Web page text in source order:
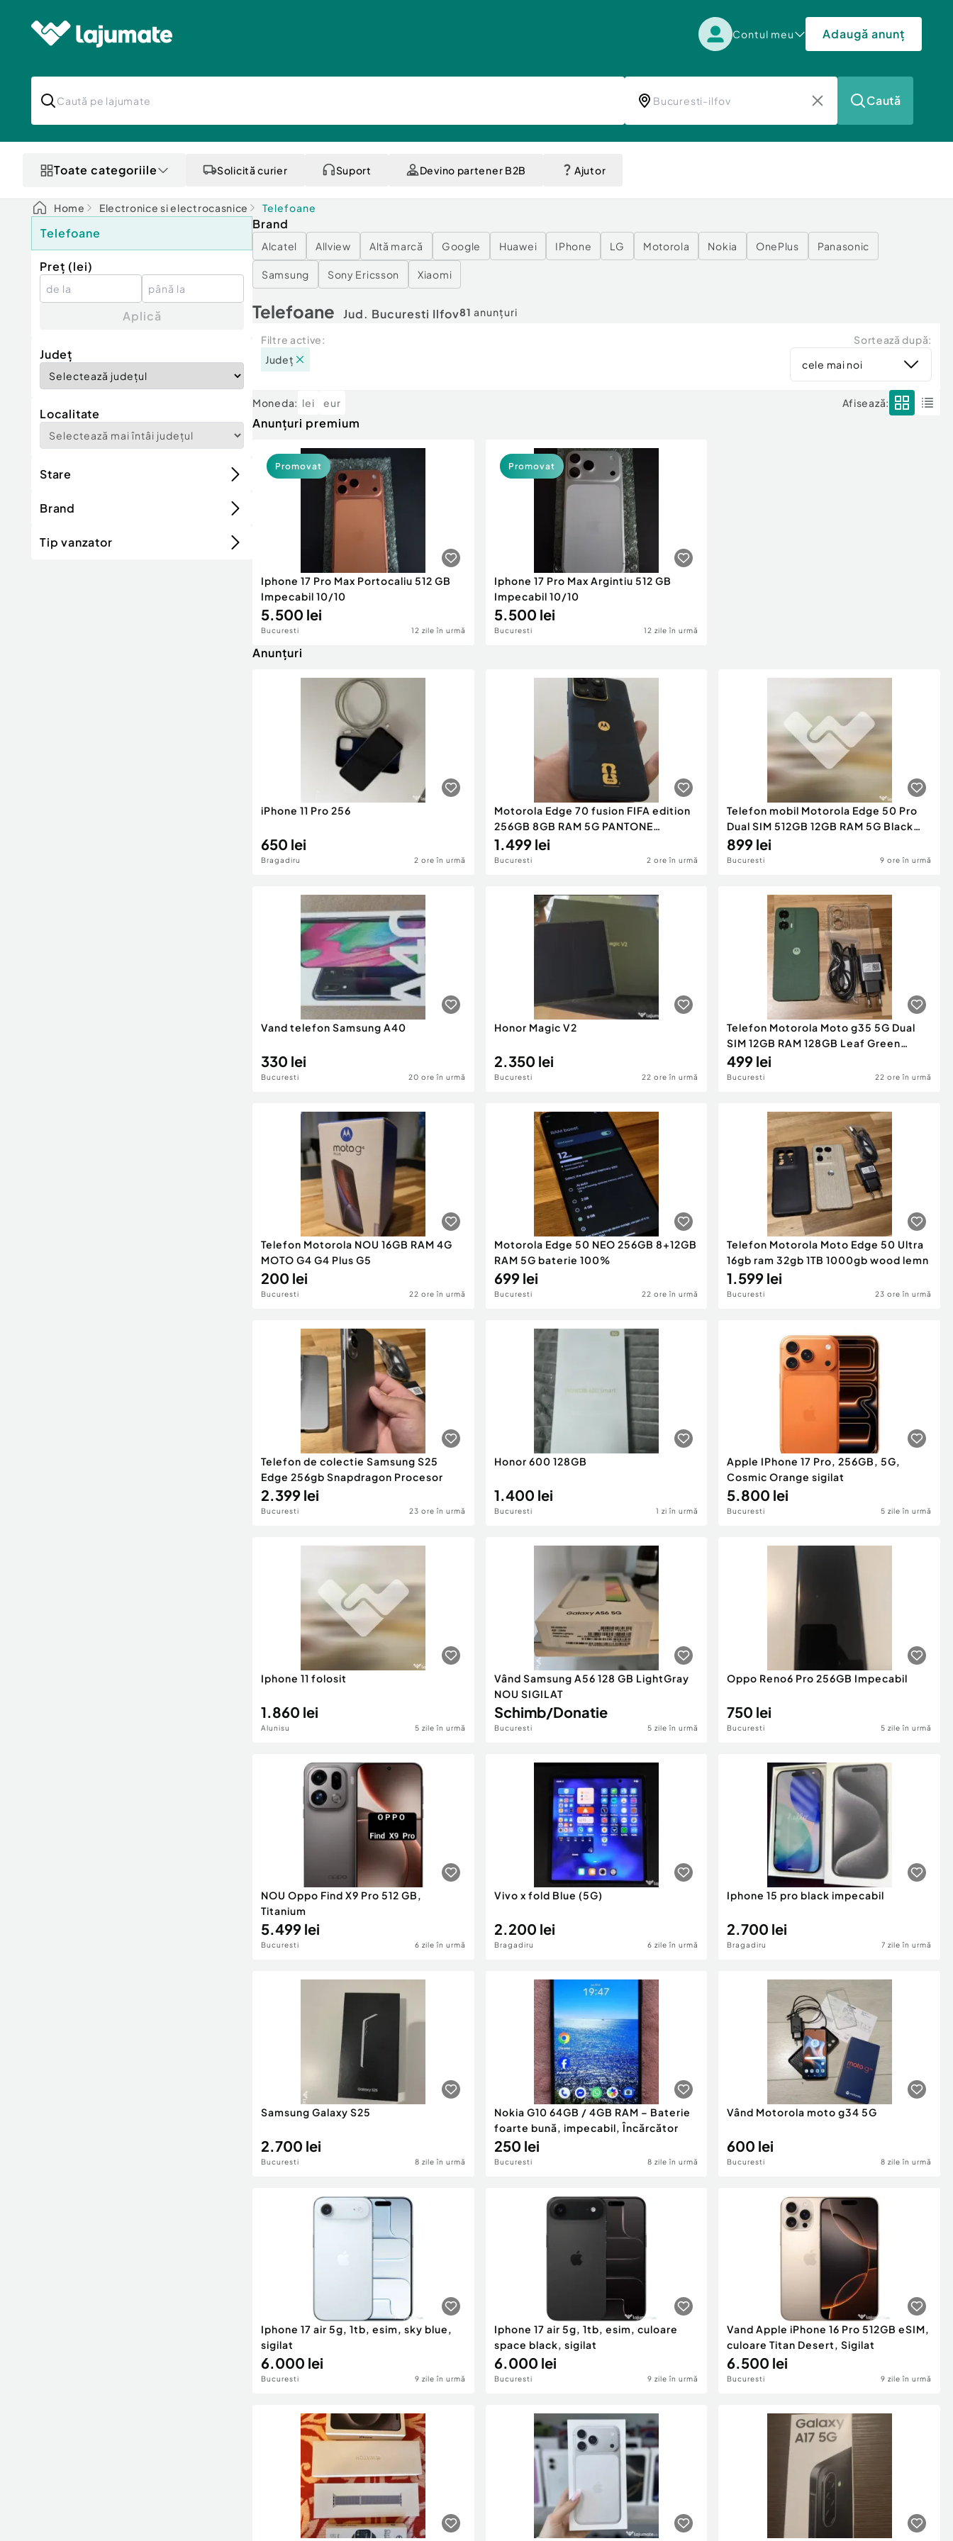
Contul meu Adaugă anunț
Caută
Toate categoriile Solicită curier Suport Devino partener B2B Ajutor
Home Electronice si electrocasnice Telefoane
Telefoane
Preț (lei)
Aplică
Județ
Localitate
Stare
Brand
Tip vanzator
Brand
Alcatel Allview Altă marcă Google Huawei IPhone LG Motorola Nokia OnePlus Panasonic
Samsung Sony Ericsson Xiaomi
Telefoane Jud. Bucuresti Ilfov81 anunțuri
Filtre active:
Județ
Sortează după:
cele mai noi
Moneda: lei eur Afisează:
Anunțuri premium
Iphone 17 Pro Max Portocaliu 512 GB
Impecabil 10/10
5.500 lei
Bucuresti 12 zile în urmă
Promovat
Iphone 17 Pro Max Argintiu 512 GB
Impecabil 10/10
5.500 lei
Bucuresti 12 zile în urmă
Promovat
Anunțuri
iPhone 11 Pro 256
650 lei
Bragadiru 2 ore în urmă
Motorola Edge 70 fusion FIFA edition
256GB 8GB RAM 5G PANTONE
Silhouette black + casti cadou moto
buds bass bluetooth
1.499 lei
Bucuresti 2 ore în urmă
Telefon mobil Motorola Edge 50 Pro
Dual SIM 512GB 12GB RAM 5G Black
negru Snapdragon 7 Gen 3
899 lei
Bucuresti 9 ore în urmă
Vand telefon Samsung A40
330 lei
Bucuresti 20 ore în urmă
Honor Magic V2
2.350 lei
Bucuresti 22 ore în urmă
Telefon Motorola Moto g35 5G Dual
SIM 12GB RAM 128GB Leaf Green
verde NOU
499 lei
Bucuresti 22 ore în urmă
Telefon Motorola NOU 16GB RAM 4G
MOTO G4 G4 Plus G5
200 lei
Bucuresti 22 ore în urmă
Motorola Edge 50 NEO 256GB 8+12GB
RAM 5G baterie 100%
699 lei
Bucuresti 22 ore în urmă
Telefon Motorola Moto Edge 50 Ultra
16gb ram 32gb 1TB 1000gb wood lemn
1.599 lei
Bucuresti 23 ore în urmă
Telefon de colectie Samsung S25
Edge 256gb Snapdragon Procesor
2.399 lei
Bucuresti 23 ore în urmă
Honor 600 128GB
1.400 lei
Bucuresti 1 zi în urmă
Apple IPhone 17 Pro, 256GB, 5G,
Cosmic Orange sigilat
5.800 lei
Bucuresti 5 zile în urmă
Iphone 11 folosit
1.860 lei
Alunisu 5 zile în urmă
Vând Samsung A56 128 GB LightGray
NOU SIGILAT
Schimb/Donatie
Bucuresti 5 zile în urmă
Oppo Reno6 Pro 256GB Impecabil
750 lei
Bucuresti 5 zile în urmă
NOU Oppo Find X9 Pro 512 GB,
Titanium
5.499 lei
Bucuresti 6 zile în urmă
Vivo x fold Blue (5G)
2.200 lei
Bragadiru 6 zile în urmă
Iphone 15 pro black impecabil
2.700 lei
Bragadiru 7 zile în urmă
Samsung Galaxy S25
2.700 lei
Bucuresti 8 zile în urmă
Nokia G10 64GB / 4GB RAM – Baterie
foarte bună, impecabil, Încărcător
250 lei
Bucuresti 8 zile în urmă
Vând Motorola moto g34 5G
600 lei
Bucuresti 8 zile în urmă
Iphone 17 air 5g, 1tb, esim, sky blue,
sigilat
6.000 lei
Bucuresti 9 zile în urmă
Iphone 17 air 5g, 1tb, esim, culoare
space black, sigilat
6.000 lei
Bucuresti 9 zile în urmă
Vand Apple iPhone 16 Pro 512GB eSIM,
culoare Titan Desert, Sigilat
6.500 lei
Bucuresti 9 zile în urmă